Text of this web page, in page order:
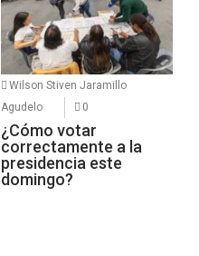
Wilson Stiven Jaramillo
Agudelo
0
¿Cómo votar
correctamente a la
presidencia este
domingo?